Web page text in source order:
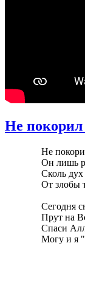
Не
Не
Он лишь
Сколь дух
От злобы
Сегодня
Прут на
Спаси
Могу и я